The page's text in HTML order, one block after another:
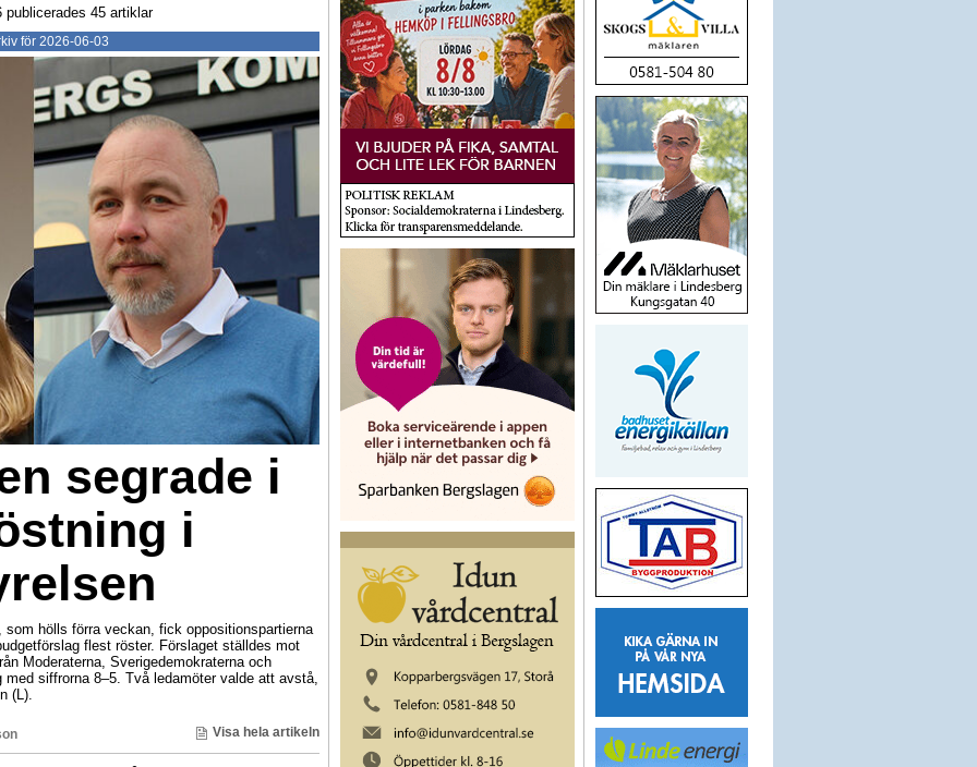
publicerades 45 artiklar
för 2026-06-03
segrade i
i
hölls förra veckan, fick oppositionspartierna
flest röster. Förslaget ställdes mot
Moderaterna, Sverigedemokraterna och
siffrorna 8–5. Två ledamöter valde att avstå,
(L).
Visa hela artikeln